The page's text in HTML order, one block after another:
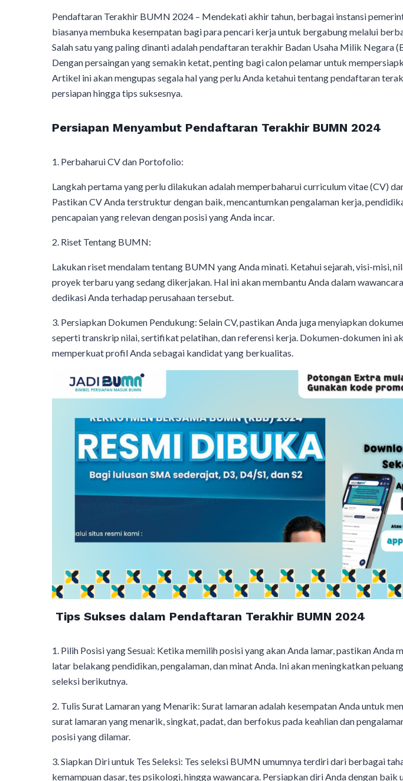
Pendaftaran Terakhir BUMN 2024 – Mendekati akhir tahun, berbagai instansi
biasanya membuka kesempatan bagi para pencari kerja untuk bergabung melalui
Salah satu yang paling dinanti adalah pendaftaran terakhir Badan Usaha Milik Negara
Dengan persaingan yang semakin ketat, penting bagi calon pelamar untuk
Artikel ini akan mengupas segala hal yang perlu Anda ketahui tentang pendaftaran
persiapan hingga tips suksesnya.
Persiapan Menyambut Pendaftaran Terakhir BUMN 2024
1. Perbaharui CV dan Portofolio:
Langkah pertama yang perlu dilakukan adalah memperbaharui curriculum vitae (CV)
Pastikan CV Anda terstruktur dengan baik, mencantumkan pengalaman kerja,
pencapaian yang relevan dengan posisi yang Anda incar.
2. Riset Tentang BUMN:
Lakukan riset mendalam tentang BUMN yang Anda minati. Ketahui sejarah, visi-misi,
proyek terbaru yang sedang dikerjakan. Hal ini akan membantu Anda dalam
dedikasi Anda terhadap perusahaan tersebut.
3. Persiapkan Dokumen Pendukung: Selain CV, pastikan Anda juga menyiapkan
seperti transkrip nilai, sertifikat pelatihan, dan referensi kerja. Dokumen-dokumen ini
memperkuat profil Anda sebagai kandidat yang berkualitas.
Tips Sukses dalam Pendaftaran Terakhir BUMN 2024
1. Pilih Posisi yang Sesuai: Ketika memilih posisi yang akan Anda lamar, pastikan Anda
latar belakang pendidikan, pengalaman, dan minat Anda. Ini akan meningkatkan
seleksi berikutnya.
2. Tulis Surat Lamaran yang Menarik: Surat lamaran adalah kesempatan Anda untuk
surat lamaran yang menarik, singkat, padat, dan berfokus pada keahlian dan
posisi yang dilamar.
3. Siapkan Diri untuk Tes Seleksi: Tes seleksi BUMN umumnya terdiri dari berbagai
kemampuan dasar, tes psikologi, hingga wawancara. Persiapkan diri Anda dengan baik